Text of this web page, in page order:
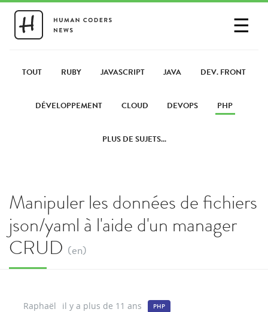
☰
PARTAGER UN LIEN
TOUT RUBY JAVASCRIPT JAVA DEV. FRONT
DÉVELOPPEMENT CLOUD DEVOPS PHP
PLUS DE SUJETS...
Manipuler les données de fichiers
json/yaml à l'aide d'un manager
CRUD (en)
Raphaël il y a plus de 11 ans PHP